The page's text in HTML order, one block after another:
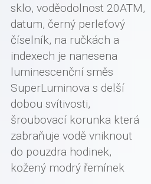
sklo, voděodolnost 20ATM,
datum, černý perleťový
číselník, na ručkách a
indexech je nanesena
luminescenční směs
SuperLuminova s delší
dobou svítivosti,
šroubovací korunka která
zabraňuje vodě vniknout
do pouzdra hodinek,
kožený modrý řemínek